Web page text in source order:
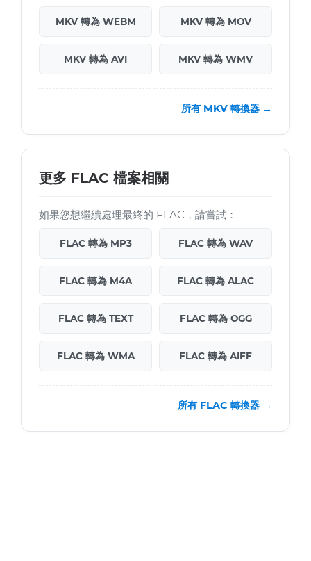
MKV 轉為 WEBM MKV 轉為 MOV
MKV 轉為 AVI MKV 轉為 WMV
所有 MKV 轉換器 →
更多 FLAC 檔案相關
如果您想繼續處理最終的 FLAC，請嘗試：
FLAC 轉為 MP3 FLAC 轉為 WAV
FLAC 轉為 M4A FLAC 轉為 ALAC
FLAC 轉為 TEXT FLAC 轉為 OGG
FLAC 轉為 WMA FLAC 轉為 AIFF
所有 FLAC 轉換器 →